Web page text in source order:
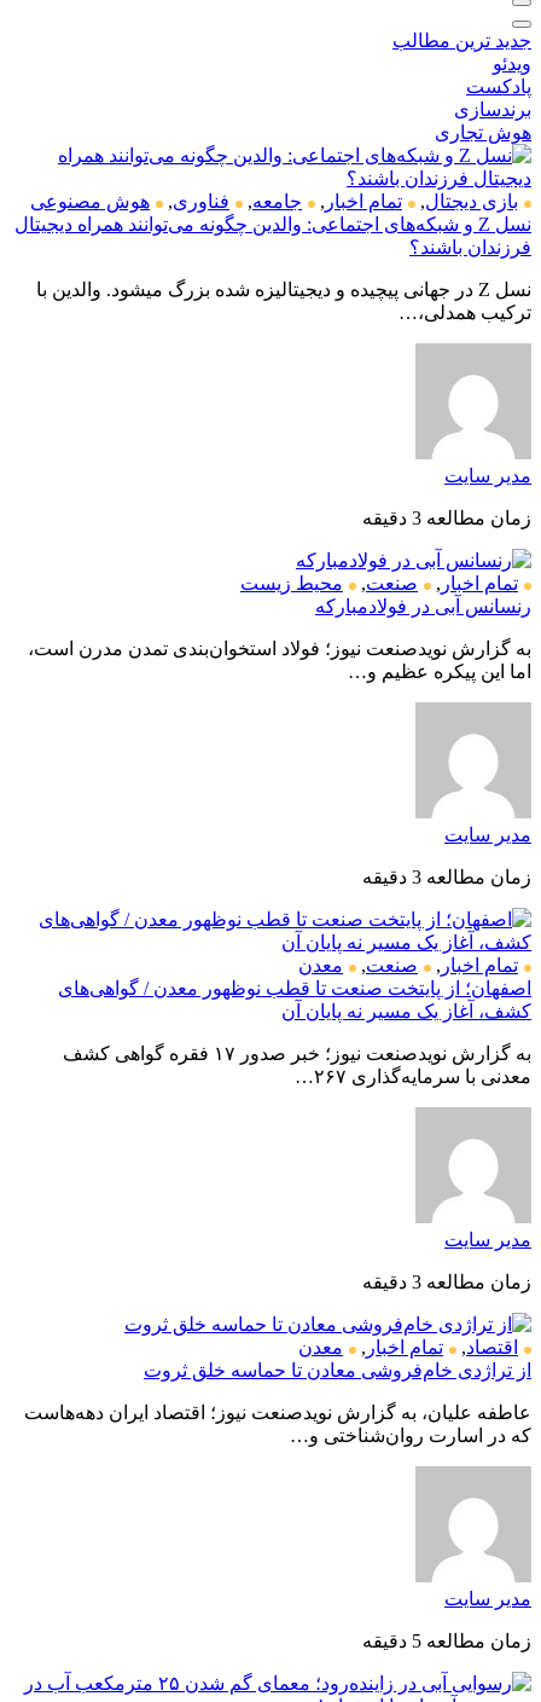
جدید ترین مطالب
ویدئو
پادکست
برندسازی
هوش تجاری
بازی دیجتال, تمام اخبار , جامعه, فناوری,
هوش مصنوعی
نسل Z و شبکه‌های اجتماعی: والدین چگونه می‌توانند همراه دیجیتال
فرزندان باشند؟
نسل Z در جهانی پیچیده و دیجیتالیزه شده بزرگ میشود. والدین با
ترکیب همدلی،…
مدیر سایت
زمان مطالعه 3 دقیقه
تمام اخبار , صنعت,
محیط زیست
رنسانس آبی در فولادمبارکه
به گزارش نویدصنعت نیوز؛ فولاد استخوان‌بندی تمدن مدرن است،
اما این پیکره عظیم و…
مدیر سایت
زمان مطالعه 3 دقیقه
تمام اخبار , صنعت,
معدن
اصفهان؛ از پایتخت صنعت تا قطب نوظهور معدن / گواهی‌های
کشف، آغاز یک مسیر نه پایان آن
به گزارش نویدصنعت نیوز؛ خبر صدور ۱۷ فقره گواهی کشف
معدنی با سرمایه‌گذاری ۲۶۷…
مدیر سایت
زمان مطالعه 3 دقیقه
اقتصاد, تمام اخبار ,
معدن
از تراژدی خام‌فروشی معادن تا حماسه خلق ثروت
عاطفه علیان، به گزارش نویدصنعت نیوز؛ اقتصاد ایران دهه‌هاست
که در اسارت روان‌شناختی و…
مدیر سایت
زمان مطالعه 5 دقیقه